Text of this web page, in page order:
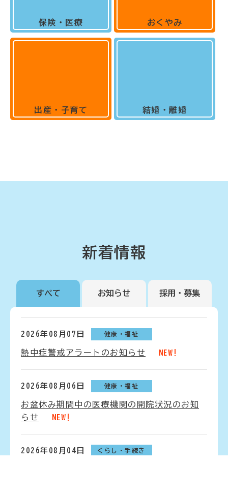
保険・医療
出産・子育て
おくやみ
結婚・離婚
新着情報
すべて お知らせ 採用・募集
2026年08月07日 健康・福祉
熱中症警戒アラートのお知らせ NEW!
2026年08月06日 健康・福祉
お盆休み期間中の医療機関の開院状況のお知
らせ
NEW!
2026年08月04日 くらし・手続き